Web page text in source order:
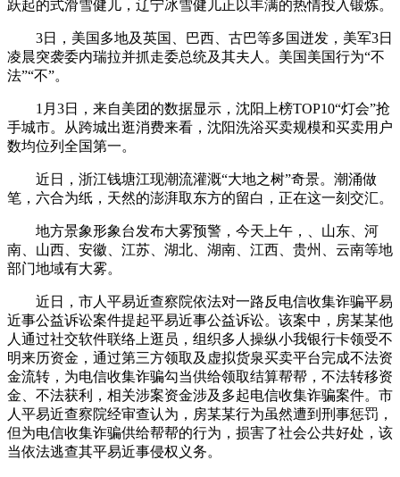
跃起的式滑雪健儿，辽宁冰雪健儿正以丰满的热情投入锻炼。
3日，美国多地及英国、巴西、古巴等多国迸发，美军3日
凌晨突袭委内瑞拉并抓走委总统及其夫人。美国美国行为“不
法”“不”。
1月3日，来自美团的数据显示，沈阳上榜TOP10“灯会”抢
手城市。从跨城出逛消费来看，沈阳洗浴买卖规模和买卖用户
数均位列全国第一。
近日，浙江钱塘江现潮流灌溉“大地之树”奇景。潮涌做
笔，六合为纸，天然的澎湃取东方的留白，正在这一刻交汇。
地方景象形象台发布大雾预警，今天上午，、山东、河
南、山西、安徽、江苏、湖北、湖南、江西、贵州、云南等地
部门地域有大雾。
近日，市人平易近查察院依法对一路反电信收集诈骗平易
近事公益诉讼案件提起平易近事公益诉讼。该案中，房某某他
人通过社交软件联络上逛员，组织多人操纵小我银行卡领受不
明来历资金，通过第三方领取及虚拟货泉买卖平台完成不法资
金流转，为电信收集诈骗勾当供给领取结算帮帮，不法转移资
金、不法获利，相关涉案资金涉及多起电信收集诈骗案件。市
人平易近查察院经审查认为，房某某行为虽然遭到刑事惩罚，
但为电信收集诈骗供给帮帮的行为，损害了社会公共好处，该
当依法逃查其平易近事侵权义务。